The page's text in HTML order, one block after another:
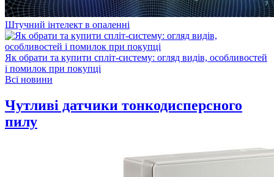
Штучний інтелект в опаленні
Як обрати та купити спліт-систему: огляд видів, особливостей
і помилок при покупці
Всі новини
Чутливі датчики тонкодисперсного
пилу